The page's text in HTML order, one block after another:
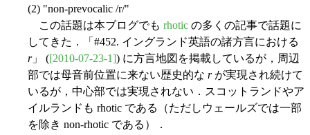
(2) "non-prevocalic /r/"
この話題は本ブログでも rhotic の多くの記事で話題に
してきた．「#452. イングランド英語の諸方言における
r」 ([2010-07-23-1]) に方言地図を掲載しているが，周辺
部では母音前位置に来ない歴史的な rが実現され続けて
いるが，中心部では実現されない．スコットランドやア
イルランドも rhotic である（ただしウェールズでは一部
を除き non-rhotic である）．